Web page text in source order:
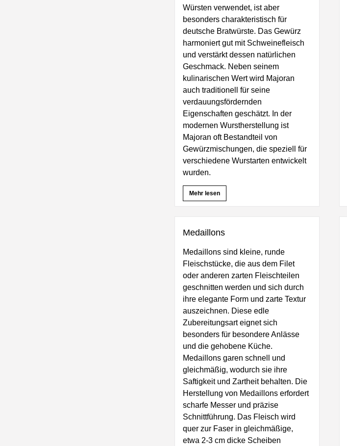
Würsten verwendet, ist aber
besonders charakteristisch für
deutsche Bratwürste. Das Gewürz
harmoniert gut mit Schweinefleisch
und verstärkt dessen natürlichen
Geschmack. Neben seinem
kulinarischen Wert wird Majoran
auch traditionell für seine
verdauungsfördernden
Eigenschaften geschätzt. In der
modernen Wurstherstellung ist
Majoran oft Bestandteil von
Gewürzmischungen, die speziell für
verschiedene Wurstarten entwickelt
wurden.
Mehr lesen
Medaillons
Medaillons sind kleine, runde
Fleischstücke, die aus dem Filet
oder anderen zarten Fleischteilen
geschnitten werden und sich durch
ihre elegante Form und zarte Textur
auszeichnen. Diese edle
Zubereitungsart eignet sich
besonders für besondere Anlässe
und die gehobene Küche.
Medaillons garen schnell und
gleichmäßig, wodurch sie ihre
Saftigkeit und Zartheit behalten. Die
Herstellung von Medaillons erfordert
scharfe Messer und präzise
Schnittführung. Das Fleisch wird
quer zur Faser in gleichmäßige,
etwa 2-3 cm dicke Scheiben